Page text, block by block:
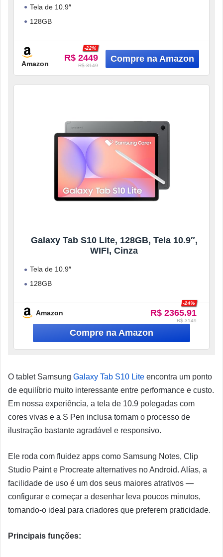
Tela de 10.9″
128GB
Câmera Traseira 8MP
Amazon
R$ 2449
-22%
R$ 3149
Galaxy Tab S10 Lite, 128GB, Tela 10.9″,
WIFI, Cinza
Tela de 10.9″
128GB
Câmera Traseira 8MP
Amazon R$ 2365.91
-24%
R$ 3149
O tablet Samsung Galaxy Tab S10 Lite encontra um ponto
de equilíbrio muito interessante entre performance e custo.
Em nossa experiência, a tela de 10.9 polegadas com
cores vivas e a S Pen inclusa tornam o processo de
ilustração bastante agradável e responsivo.
Ele roda com fluidez apps como Samsung Notes, Clip
Studio Paint e Procreate alternatives no Android. Alías, a
facilidade de uso é um dos seus maiores atrativos —
configurar e começar a desenhar leva poucos minutos,
tornando-o ideal para criadores que preferem praticidade.
Principais funções: